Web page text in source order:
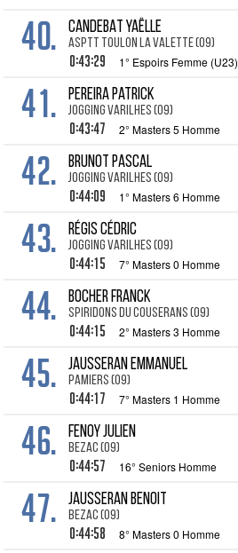
40. CANDEBAT Yaëlle
ASPTT TOULON LA VALETTE (09)
0:43:29 1° Espoirs Femme (U23)
41. PEREIRA Patrick
JOGGING VARILHES (09)
0:43:47 2° Masters 5 Homme
42. BRUNOT Pascal
JOGGING VARILHES (09)
0:44:09 1° Masters 6 Homme
43. RÉGIS Cédric
JOGGING VARILHES (09)
0:44:15 7° Masters 0 Homme
44. BOCHER FRANCK
SPIRIDONS DU COUSERANS (09)
0:44:15 2° Masters 3 Homme
45. JAUSSERAN Emmanuel
PAMIERS (09)
0:44:17 7° Masters 1 Homme
46. FENOY Julien
BEZAC (09)
0:44:57 16° Seniors Homme
47. JAUSSERAN Benoit
BEZAC (09)
0:44:58 8° Masters 0 Homme